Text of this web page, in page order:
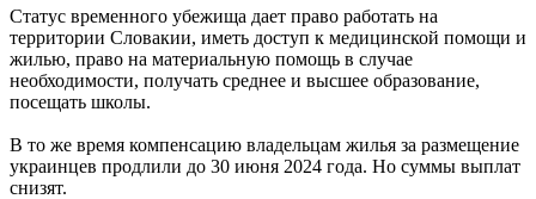
Статус временного убежища дает право работать на
территории Словакии, иметь доступ к медицинской помощи и
жилью, право на материальную помощь в случае
необходимости, получать среднее и высшее образование,
посещать школы.
В то же время компенсацию владельцам жилья за размещение
украинцев продлили до 30 июня 2024 года. Но суммы выплат
снизят.